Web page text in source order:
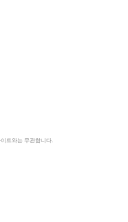
트와는 무관합니다.